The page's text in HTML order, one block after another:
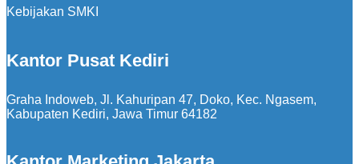
Kebijakan SMKI
Kantor Pusat Kediri
Graha Indoweb, Jl. Kahuripan 47, Doko, Kec. Ngasem,
Kabupaten Kediri, Jawa Timur 64182